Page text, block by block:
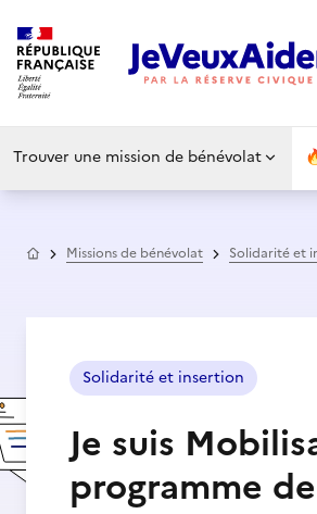
Trouver une mission de bénévolat
AccueilMissions de bénévolat Solidarité et
Solidarité et insertion
Je suis
programme